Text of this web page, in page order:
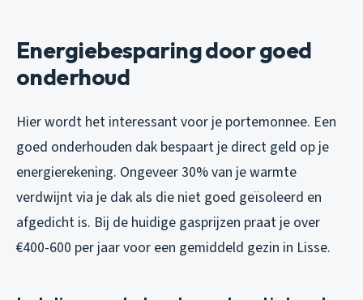
Energiebesparing door goed
onderhoud
Hier wordt het interessant voor je portemonnee. Een
goed onderhouden dak bespaart je direct geld op je
energierekening. Ongeveer 30% van je warmte
verdwijnt via je dak als die niet goed geïsoleerd en
afgedicht is. Bij de huidige gasprijzen praat je over
€400-600 per jaar voor een gemiddeld gezin in Lisse.